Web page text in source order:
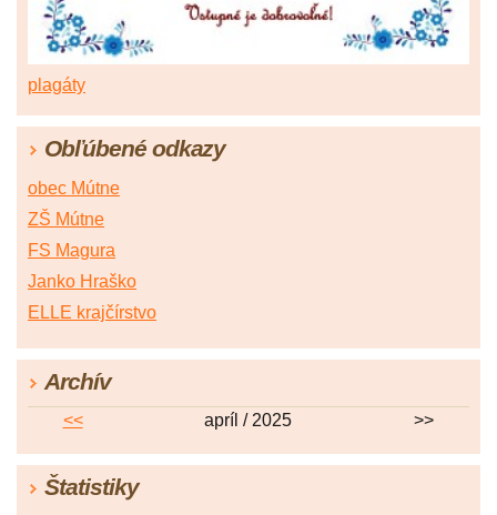
plagáty
Obľúbené odkazy
obec Mútne
ZŠ Mútne
FS Magura
Janko Hraško
ELLE krajčírstvo
Archív
<< apríl / 2025 >>
Štatistiky